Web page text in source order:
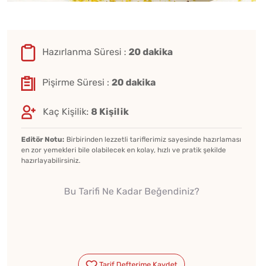
Hazırlanma Süresi : 20 dakika
Pişirme Süresi : 20 dakika
Kaç Kişilik: 8 Kişilik
Editör Notu: Birbirinden lezzetli tariflerimiz sayesinde hazırlaması
en zor yemekleri bile olabilecek en kolay, hızlı ve pratik şekilde
hazırlayabilirsiniz.
Bu Tarifi Ne Kadar Beğendiniz?